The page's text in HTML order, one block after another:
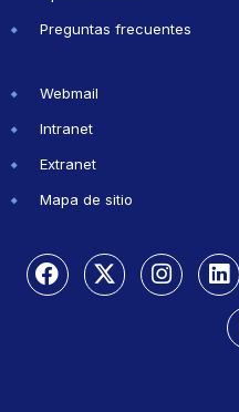
Preguntas frecuentes
Webmail
Intranet
Extranet
Mapa de sitio